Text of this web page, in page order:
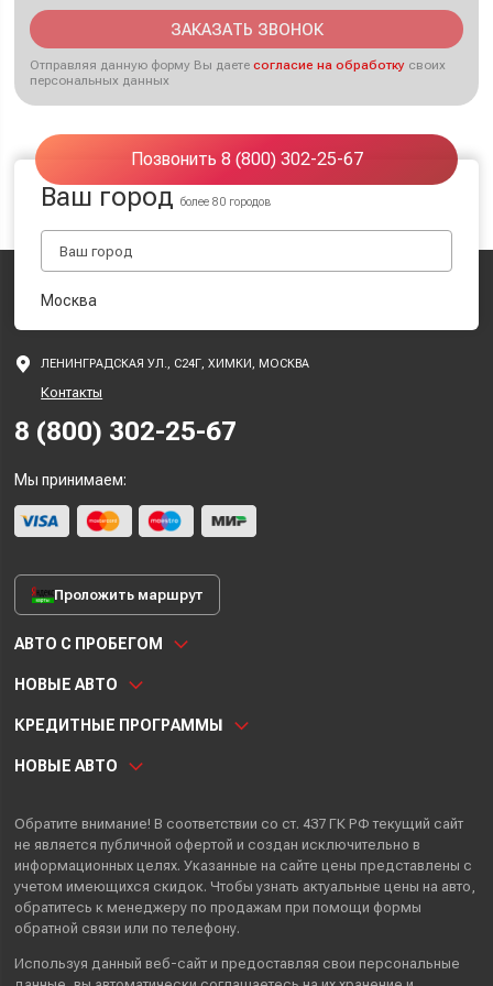
ЗАКАЗАТЬ ЗВОНОК
Отправляя данную форму Вы даетесогласие на обработку своих
персональных данных
Позвонить 8 (800) 302-25-67
Ваш городболее 80 городов
Москва
ЛЕНИНГРАДСКАЯ УЛ., С24Г, ХИМКИ, МОСКВА
Контакты
8 (800) 302-25-67
Мы принимаем:
Проложить маршрут
АВТО С ПРОБЕГОМ
НОВЫЕ АВТО
КРЕДИТНЫЕ ПРОГРАММЫ
НОВЫЕ АВТО
Обратите внимание! В соответствии со ст. 437 ГК РФ текущий сайт
не является публичной офертой и создан исключительно в
информационных целях. Указанные на сайте цены представлены с
учетом имеющихся скидок. Чтобы узнать актуальные цены на авто,
обратитесь к менеджеру по продажам при помощи формы
обратной связи или по телефону.
Используя данный веб-сайт и предоставляя свои персональные